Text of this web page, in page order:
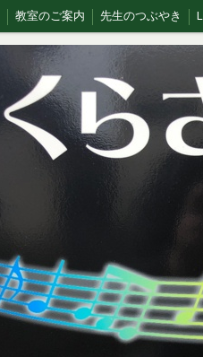
教室のご案内 先生のつぶやき